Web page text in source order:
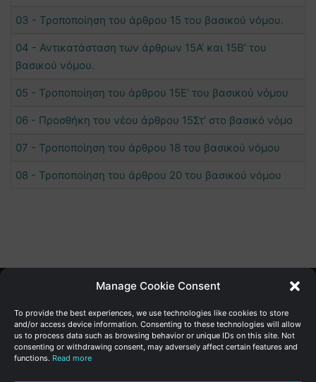
Manage Cookie Consent
To provide the best experiences, we use technologies like cookies to store
and/or access device information. Consenting to these technologies will allow
us to process data such as browsing behavior or unique IDs on this site. Not
consenting or withdrawing consent, may adversely affect certain features and
functions. Read more
03 - Τροποποίηση του άρθρου 15 του βασικού νόμου.
04 - Αντικατάσταση των άρθρων 15Α’ και 15Β’ του
βασικού νόμου.
05 - Τροποποίηση του άρθρου 15Ε’ του βασικού νόμου
06 - Προσθήκη του νέου άρθρου 15Στ’ στο βασικό νόμο
07 - Τροποποίηση του άρθρου 18 του βασικού νόμου
08 - Τροποποίηση του άρθρου 20 του βασικού νόμου
Γενική Διεύθυνση Ανάπτυξης
Υπουργείο Οικονομικών | Κυπριακή Δημοκρατία
Ιστ: